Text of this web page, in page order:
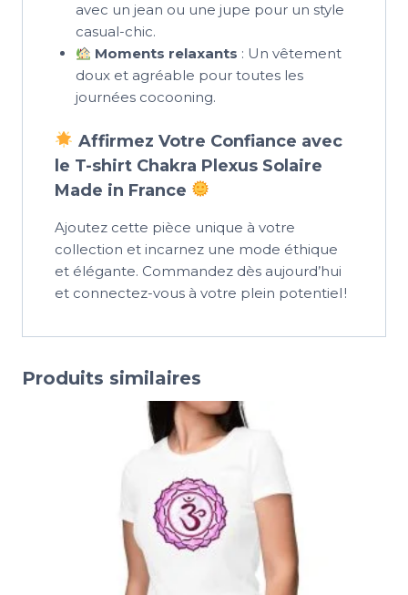
avec un jean ou une jupe pour un style
casual-chic.
Moments relaxants : Un vêtement
doux et agréable pour toutes les
journées cocooning.
Affirmez Votre Confiance avec
le T-shirt Chakra Plexus Solaire
Made in France
Ajoutez cette pièce unique à votre
collection et incarnez une mode éthique
et élégante. Commandez dès aujourd’hui
et connectez-vous à votre plein potentiel !
Produits similaires